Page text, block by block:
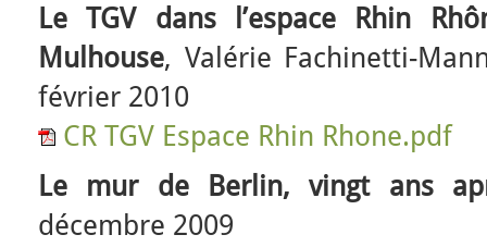
Le TGV dans l’espace Rhin
Mulhouse, Valérie Fachinetti-
février 2010
CR TGV Espace Rhin Rhone.pdf
Le mur de Berlin, vingt ans
décembre 2009